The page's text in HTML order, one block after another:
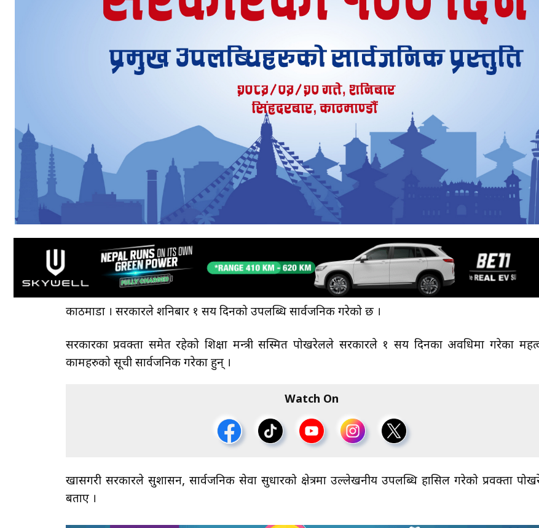
काठमाडौँ । सरकारले शनिबार १ सय दिनको उपलब्धि सार्वजनिक गरेको छ ।
सरकारका प्रवक्ता समेत रहेको शिक्षा मन्त्री सस्मित पोखरेलले सरकारले १ सय दिनका अवधिमा गरेका
कामहरुको सूची सार्वजनिक गरेका हुन् ।
Watch On
खासगरी सरकारले सुशासन, सार्वजनिक सेवा सुधारको क्षेत्रमा उल्लेखनीय उपलब्धि हासिल गरेको प्रवक्ता
बताए ।